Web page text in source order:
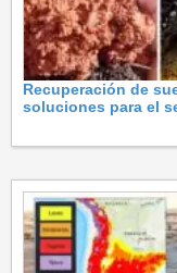
Recuperación de
soluciones para el